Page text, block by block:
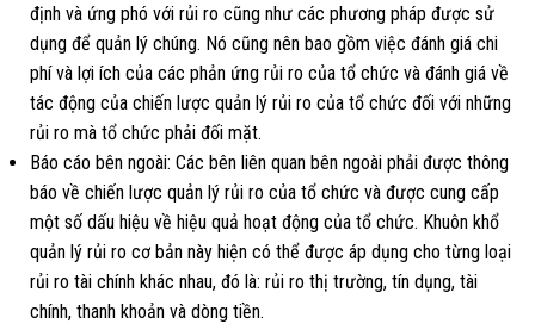
định và ứng phó với rủi ro cũng như các phương pháp được sử
dụng để quản lý chúng. Nó cũng nên bao gồm việc đánh giá chi
phí và lợi ích của các phản ứng rủi ro của tổ chức và đánh giá về
tác động của chiến lược quản lý rủi ro của tổ chức đối với những
rủi ro mà tổ chức phải đối mặt.
Báo cáo bên ngoài: Các bên liên quan bên ngoài phải được thông
báo về chiến lược quản lý rủi ro của tổ chức và được cung cấp
một số dấu hiệu về hiệu quả hoạt động của tổ chức. Khuôn khổ
quản lý rủi ro cơ bản này hiện có thể được áp dụng cho từng loại
rủi ro tài chính khác nhau, đó là: rủi ro thị trường, tín dụng, tài
chính, thanh khoản và dòng tiền.